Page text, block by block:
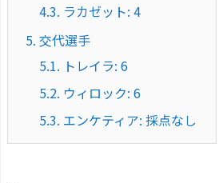
4.3. ラカゼット: 4
5. 交代選手
5.1. トレイラ: 6
5.2. ウィロック: 6
5.3. エンケティア: 採点なし